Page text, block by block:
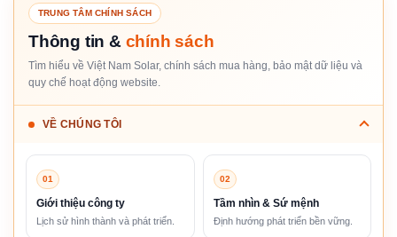
TRUNG TÂM CHÍNH SÁCH
Thông tin & chính sách
Tìm hiểu về Việt Nam Solar, chính sách mua hàng, bảo mật dữ liệu và
quy chế hoạt động website.
VỀ CHÚNG TÔI
01
Giới thiệu công ty
Lịch sử hình thành và phát triển.
02
Tầm nhìn & Sứ mệnh
Định hướng phát triển bền vững.